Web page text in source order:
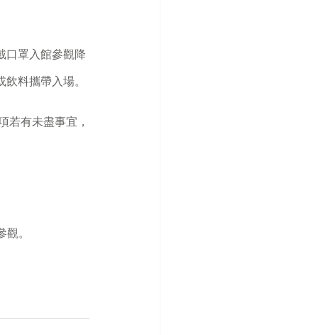
口罩入館參觀降
料攜帶入場。
有未盡事宜，
。